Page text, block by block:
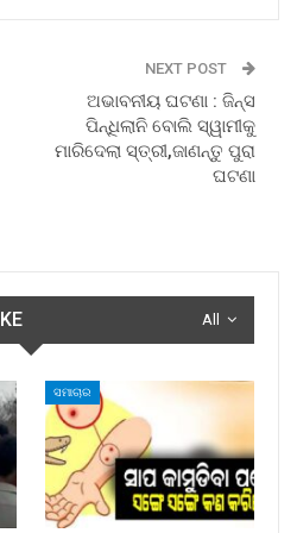
NEXT POST
ଅଭାବନୀୟ ଘଟଣା : ଜିନ୍ସ
ପିନ୍ଧିଲାନି ବୋଲି ସ୍ୱାମୀକୁ
ମାରିଦେଲା ସ୍ତ୍ରୀ,ଜାଣନ୍ତୁ ପୁରା
ଘଟଣା
All
ସମାଚାର